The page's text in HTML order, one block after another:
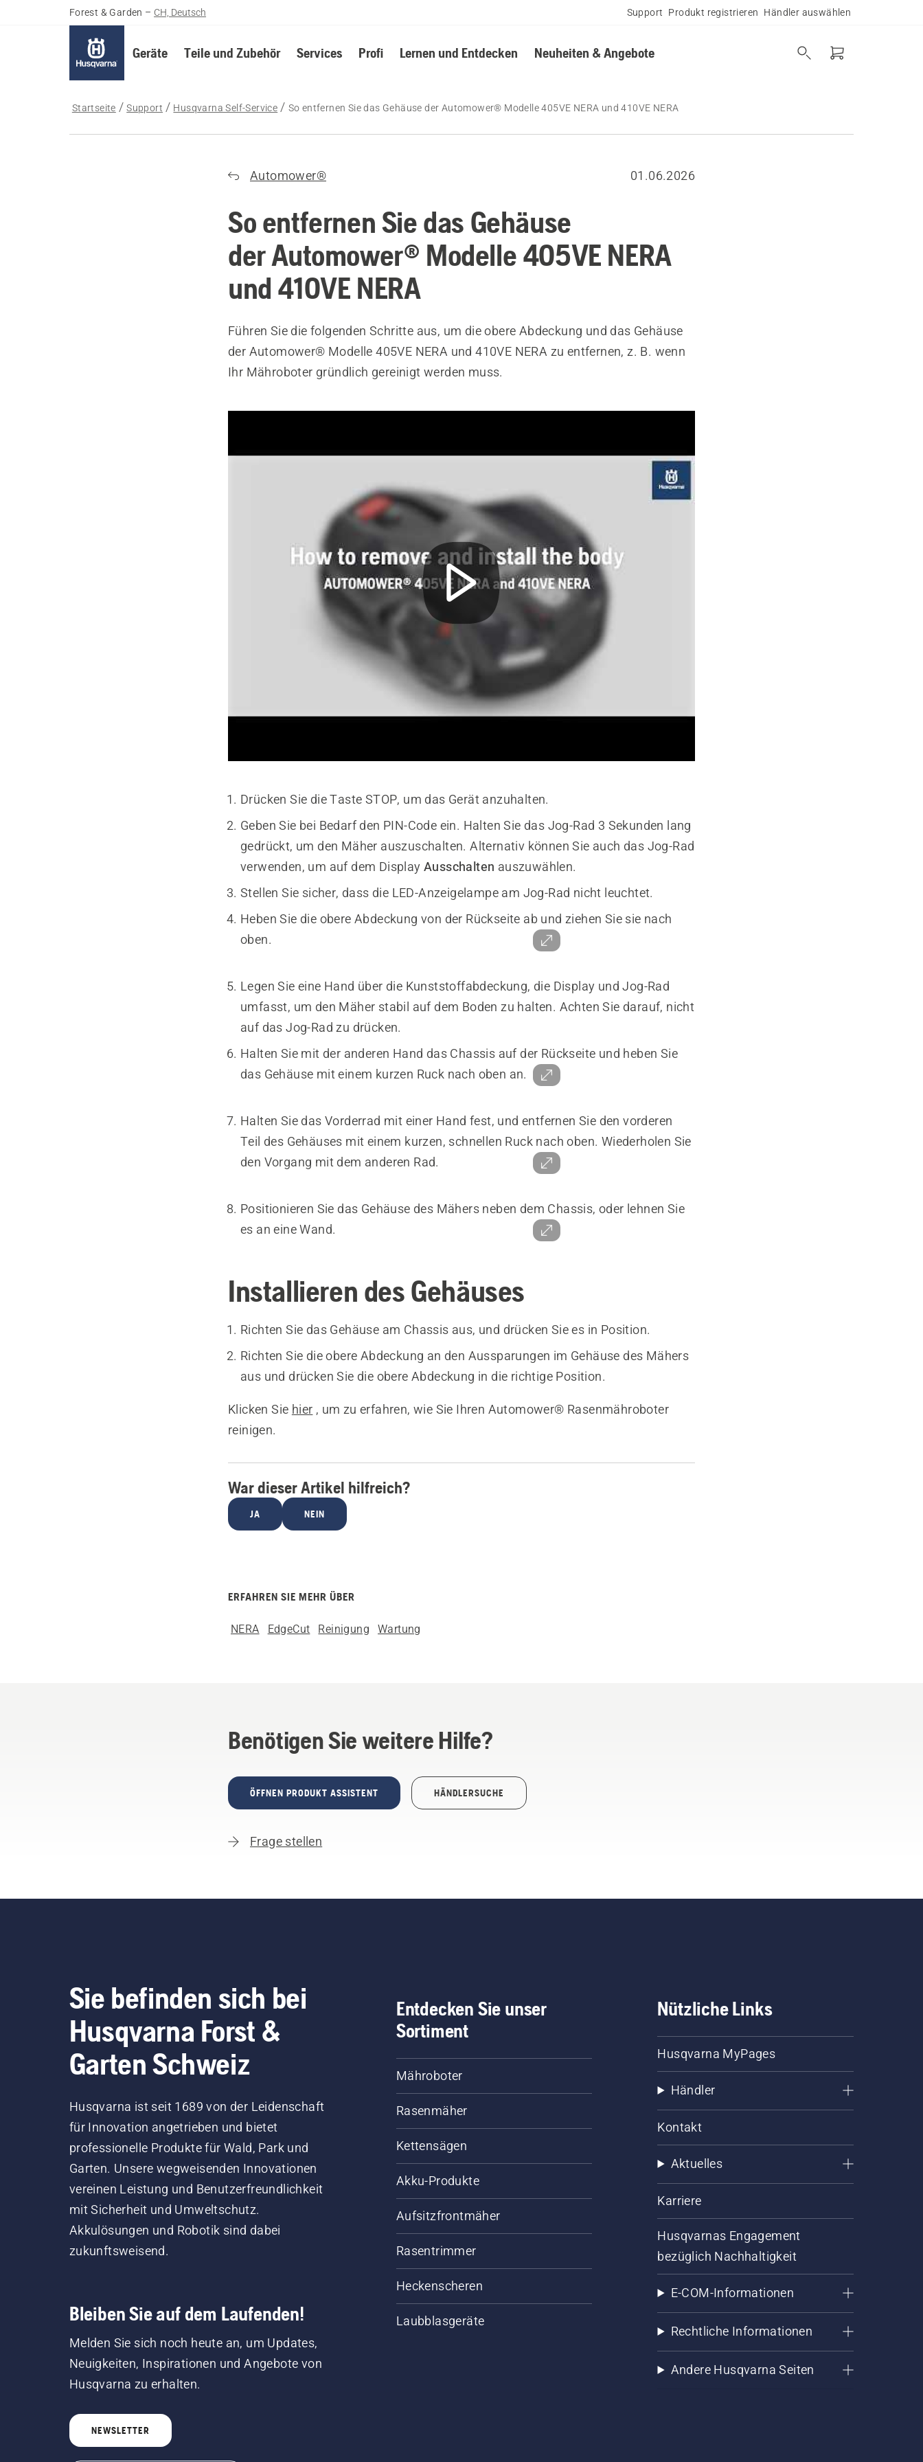
Forest & Garden – CH, Deutsch Support Produkt registrieren Händler auswählen
Geräte Teile und Zubehör Services Profi Lernen und Entdecken Neuheiten & Angebote
Startseite Support Husqvarna Self-Service So entfernen Sie das Gehäuse der Automower® Modelle 405VE NERA und 410VE NERA
Automower® 01.06.2026
So entfernen Sie das Gehäuse
der Automower® Modelle 405VE NERA
und 410VE NERA
Führen Sie die folgenden Schritte aus, um die obere Abdeckung und das Gehäuse
der Automower® Modelle 405VE NERA und 410VE NERA zu entfernen, z. B. wenn
Ihr Mähroboter gründlich gereinigt werden muss.
Drücken Sie die Taste STOP, um das Gerät anzuhalten.
Geben Sie bei Bedarf den PIN-Code ein. Halten Sie das Jog-Rad 3 Sekunden lang
gedrückt, um den Mäher auszuschalten. Alternativ können Sie auch das Jog-Rad
verwenden, um auf dem Display Ausschalten auszuwählen.
Stellen Sie sicher, dass die LED-Anzeigelampe am Jog-Rad nicht leuchtet.
Heben Sie die obere Abdeckung von der Rückseite ab und ziehen Sie sie nach
oben.
Legen Sie eine Hand über die Kunststoffabdeckung, die Display und Jog-Rad
umfasst, um den Mäher stabil auf dem Boden zu halten. Achten Sie darauf, nicht
auf das Jog-Rad zu drücken.
Halten Sie mit der anderen Hand das Chassis auf der Rückseite und heben Sie
das Gehäuse mit einem kurzen Ruck nach oben an.
Halten Sie das Vorderrad mit einer Hand fest, und entfernen Sie den vorderen
Teil des Gehäuses mit einem kurzen, schnellen Ruck nach oben. Wiederholen Sie
den Vorgang mit dem anderen Rad.
Positionieren Sie das Gehäuse des Mähers neben dem Chassis, oder lehnen Sie
es an eine Wand.
Installieren des Gehäuses
Richten Sie das Gehäuse am Chassis aus, und drücken Sie es in Position.
Richten Sie die obere Abdeckung an den Aussparungen im Gehäuse des Mähers
aus und drücken Sie die obere Abdeckung in die richtige Position.
Klicken Sie hier , um zu erfahren, wie Sie Ihren Automower® Rasenmähroboter
reinigen.
War dieser Artikel hilfreich?
JA NEIN
ERFAHREN SIE MEHR ÜBER
NERA EdgeCut Reinigung Wartung
Benötigen Sie weitere Hilfe?
ÖFFNEN PRODUKT ASSISTENT HÄNDLERSUCHE
Frage stellen
Sie befinden sich bei
Husqvarna Forst &
Garten Schweiz
Husqvarna ist seit 1689 von der Leidenschaft
für Innovation angetrieben und bietet
professionelle Produkte für Wald, Park und
Garten. Unsere wegweisenden Innovationen
vereinen Leistung und Benutzerfreundlichkeit
mit Sicherheit und Umweltschutz.
Akkulösungen und Robotik sind dabei
zukunftsweisend.
Bleiben Sie auf dem Laufenden!
Melden Sie sich noch heute an, um Updates,
Neuigkeiten, Inspirationen und Angebote von
Husqvarna zu erhalten.
NEWSLETTER
Entdecken Sie unser
Sortiment
Mähroboter
Rasenmäher
Kettensägen
Akku-Produkte
Aufsitzfrontmäher
Rasentrimmer
Heckenscheren
Laubblasgeräte
Nützliche Links
Husqvarna MyPages
Händler
Kontakt
Aktuelles
Karriere
Husqvarnas Engagement
bezüglich Nachhaltigkeit
E-COM-Informationen
Rechtliche Informationen
Andere Husqvarna Seiten